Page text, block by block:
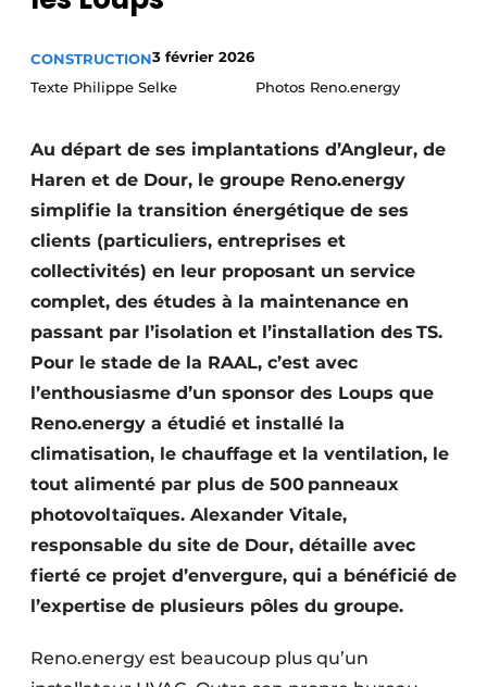
Video’s
Construction bois
Contrôle d’accès
Éclairage
Fondations
Façades
Infrastructures souterraines et égouttage
Protection solaire
Rénovation
Sécurité incendie
Software
CONSTRUCTION3 février 2026
Texte Philippe Selke Photos Reno.energy
Au départ de ses implantations d’Angleur, de
Haren et de Dour, le groupe Reno.energy
simplifie la transition énergétique de ses
clients (particuliers, entreprises et
collectivités) en leur proposant un service
complet, des études à la maintenance en
passant par l’isolation et l’installation des TS.
Pour le stade de la RAAL, c’est avec
l’enthousiasme d’un sponsor des Loups que
Reno.energy a étudié et installé la
climatisation, le chauffage et la ventilation, le
tout alimenté par plus de 500 panneaux
photovoltaïques. Alexander Vitale,
responsable du site de Dour, détaille avec
fierté ce projet d’envergure, qui a bénéficié de
l’expertise de plusieurs pôles du groupe.
Reno.energy est beaucoup plus qu’un